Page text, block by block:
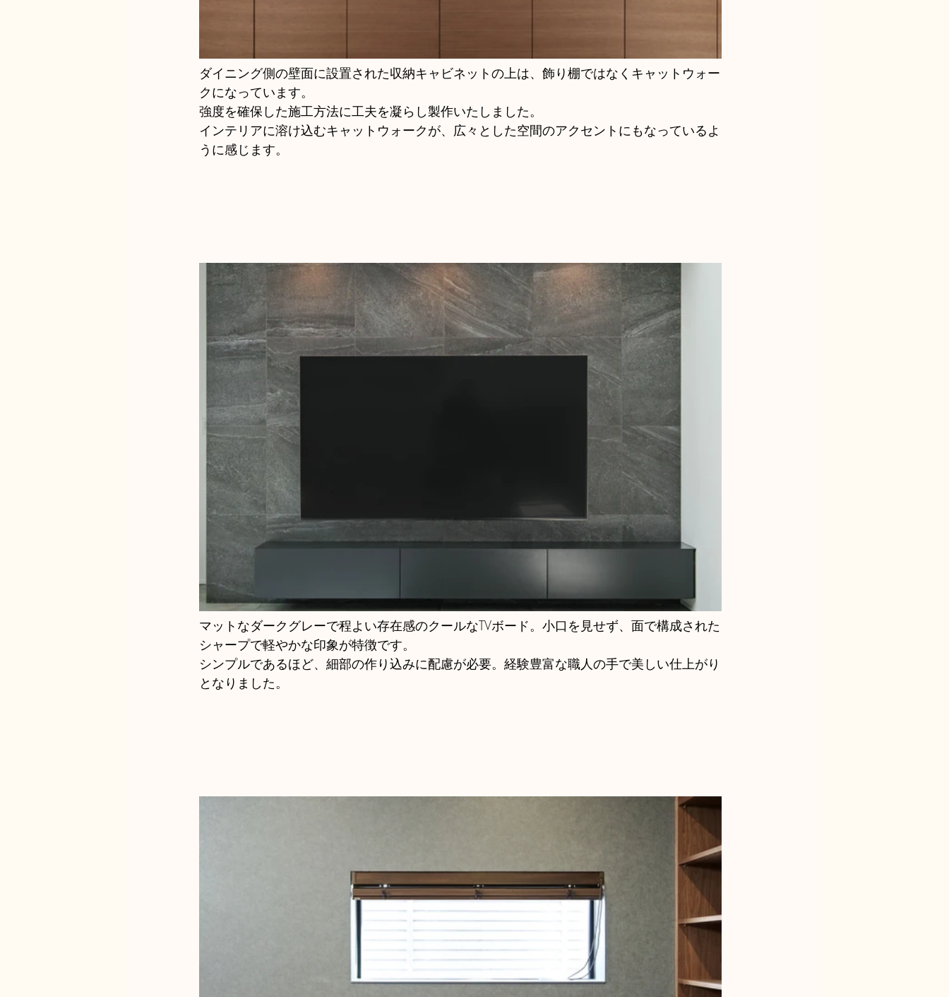
ダイニング側の壁面に設置された収納キャビネットの上は、飾り棚ではなくキャットウォー
クになっています。
強度を確保した施工方法に工夫を凝らし製作いたしました。
インテリアに溶け込むキャットウォークが、広々とした空間のアクセントにもなっているよ
うに感じます。
マットなダークグレーで程よい存在感のクールなTVボード。小口を見せず、面で構成された
シャープで軽やかな印象が特徴です。
シンプルであるほど、細部の作り込みに配慮が必要。経験豊富な職人の手で美しい仕上がり
となりました。